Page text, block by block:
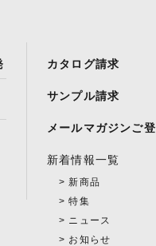
カタログ請求
サンプル請求
メールマガジンご
新着情報一覧
新商品
特集
ニュース
お知らせ